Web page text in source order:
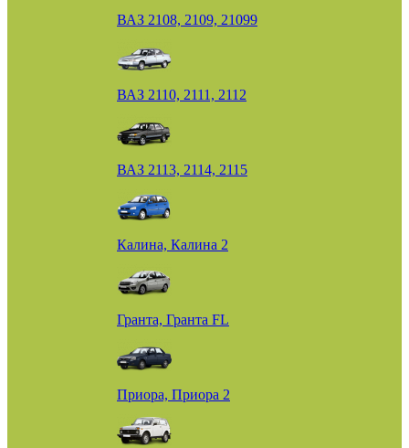
ВАЗ 2108, 2109, 21099
ВАЗ 2110, 2111, 2112
ВАЗ 2113, 2114, 2115
Калина, Калина 2
Гранта, Гранта FL
Приора, Приора 2